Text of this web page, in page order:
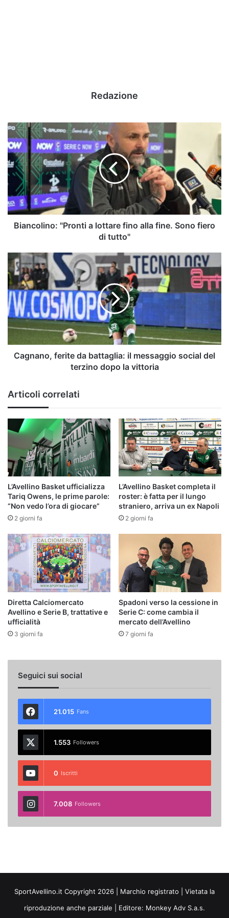
Redazione
Biancolino:
"Pronti
a
lottare
fino
fine.
Sono
fiero
Biancolino: "Pronti a lottare fino alla fine. Sono fiero
di tutto"
Cagnano,
ferite
da
battaglia:
il
messaggio
social
terzino
dopo
Cagnano, ferite da battaglia: il messaggio social del
terzino dopo la vittoria
Articoli correlati
L’Avellino Basket ufficializza
Tariq Owens, le prime parole:
“Non vedo l’ora di giocare”
2 giorni fa
L’Avellino Basket completa il
roster: è fatta per il lungo
straniero, arriva un ex Napoli
2 giorni fa
Diretta Calciomercato
Avellino e Serie B, trattative e
ufficialità
3 giorni fa
Spadoni verso la cessione in
Serie C: come cambia il
mercato dell’Avellino
7 giorni fa
Seguici sui social
21.015 Fans
1.553 Followers
0 Iscritti
7.008 Followers
SportAvellino.it Copyright 2026 | Marchio registrato | Vietata la
riproduzione anche parziale | Editore: Monkey Adv S.a.s.